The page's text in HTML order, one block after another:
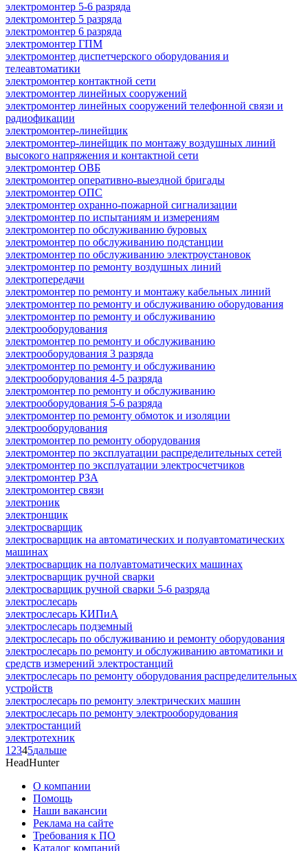
электромонтер 5-6 разряда
электромонтер 5 разряда
электромонтер 6 разряда
электромонтер ГПМ
электромонтер диспетчерского оборудования и
телеавтоматики
электромонтер контактной сети
электромонтер линейных сооружений
электромонтер линейных сооружений телефонной связи и
радиофикации
электромонтер-линейщик
электромонтер-линейщик по монтажу воздушных линий
высокого напряжения и контактной сети
электромонтер ОВБ
электромонтер оперативно-выездной бригады
электромонтер ОПС
электромонтер охранно-пожарной сигнализации
электромонтер по испытаниям и измерениям
электромонтер по обслуживанию буровых
электромонтер по обслуживанию подстанции
электромонтер по обслуживанию электроустановок
электромонтер по ремонту воздушных линий
электропередачи
электромонтер по ремонту и монтажу кабельных линий
электромонтер по ремонту и обслуживанию оборудования
электромонтер по ремонту и обслуживанию
электрооборудования
электромонтер по ремонту и обслуживанию
электрооборудования 3 разряда
электромонтер по ремонту и обслуживанию
электрооборудования 4-5 разряда
электромонтер по ремонту и обслуживанию
электрооборудования 5-6 разряда
электромонтер по ремонту обмоток и изоляции
электрооборудования
электромонтер по ремонту оборудования
электромонтер по эксплуатации распределительных сетей
электромонтер по эксплуатации электросчетчиков
электромонтер РЗА
электромонтер связи
электроник
электронщик
электросварщик
электросварщик на автоматических и полуавтоматических
машинах
электросварщик на полуавтоматических машинах
электросварщик ручной сварки
электросварщик ручной сварки 5-6 разряда
электрослесарь
электрослесарь КИПиА
электрослесарь подземный
электрослесарь по обслуживанию и ремонту оборудования
электрослесарь по ремонту и обслуживанию автоматики и
средств измерений электростанций
электрослесарь по ремонту оборудования распределительных
устройств
электрослесарь по ремонту электрических машин
электрослесарь по ремонту электрооборудования
электростанций
электротехник
1 2345дальше
HeadHunter
О компании
Помощь
Наши вакансии
Реклама на сайте
Требования к ПО
Каталог компаний